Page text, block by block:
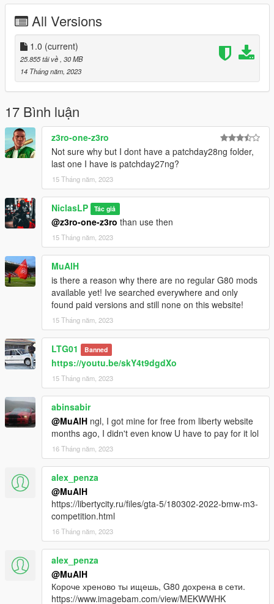
RIPPED BY GameModels
CONVERTED TO GTAV BY ME
CONVERT TEXTURES BY ME
3D MODEL FROM GameModels
How to install:
Replace:
Grand Theft Auto
V\update\x64\dlcpacks\patchday27ng\dlc.rpf\x64\levels\gta5\ve
Addon:
Grand Theft Auto V\mods\update\x64\dlcpacks
All Versions
1.0 (current)
25.855 tải về , 30 MB
14 Tháng năm, 2023
17 Bình luận
z3ro-one-z3ro
Not sure why but I dont have a patchday28ng folder,
last one I have is patchday27ng?
15 Tháng năm, 2023
NiclasLP Tác giả
@z3ro-one-z3ro than use then
15 Tháng năm, 2023
MuAlH
is there a reason why there are no regular G80 mods
available yet! Ive searched everywhere and only
found paid versions and still none on this website!
15 Tháng năm, 2023
LTG01 Banned
https://youtu.be/skY4t9dgdXo
15 Tháng năm, 2023
abinsabir
@MuAlH ngl, I got mine for free from liberty website
months ago, I didn't even know U have to pay for it lol
16 Tháng năm, 2023
alex_penza
@MuAlH
https://libertycity.ru/files/gta-5/180302-2022-bmw-m3-
competition.html
16 Tháng năm, 2023
alex_penza
@MuAlH
Короче хреново ты ищешь, G80 дохрена в сети.
https://www.imagebam.com/view/MEKWWHK